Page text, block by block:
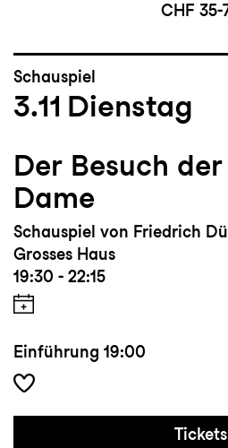
CHF 35-
Schauspiel
3.11 Dienstag
Der Besuch
Dame
Schauspiel von Friedrich
Grosses Haus
19:30 - 22:15
Einführung 19:00
Tickets